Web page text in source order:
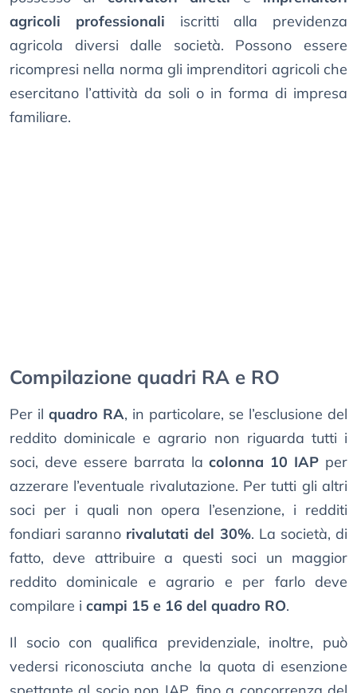
agricoli professionali iscritti alla previdenza
agricola diversi dalle società. Possono essere
ricompresi nella norma gli imprenditori agricoli che
esercitano l’attività da soli o in forma di impresa
familiare.
Compilazione quadri RA e RO
Per il quadro RA, in particolare, se l’esclusione del
reddito dominicale e agrario non riguarda tutti i
soci, deve essere barrata lacolonna 10 IAP per
azzerare l’eventuale rivalutazione. Per tutti gli altri
soci per i quali non opera l’esenzione, i redditi
fondiari saranno rivalutati del 30%. La società, di
fatto, deve attribuire a questi soci un maggior
reddito dominicale e agrario e per farlo deve
compilare i campi 15 e 16 del quadro RO.
Il socio con qualifica previdenziale, inoltre, può
vedersi riconosciuta anche la quota di esenzione